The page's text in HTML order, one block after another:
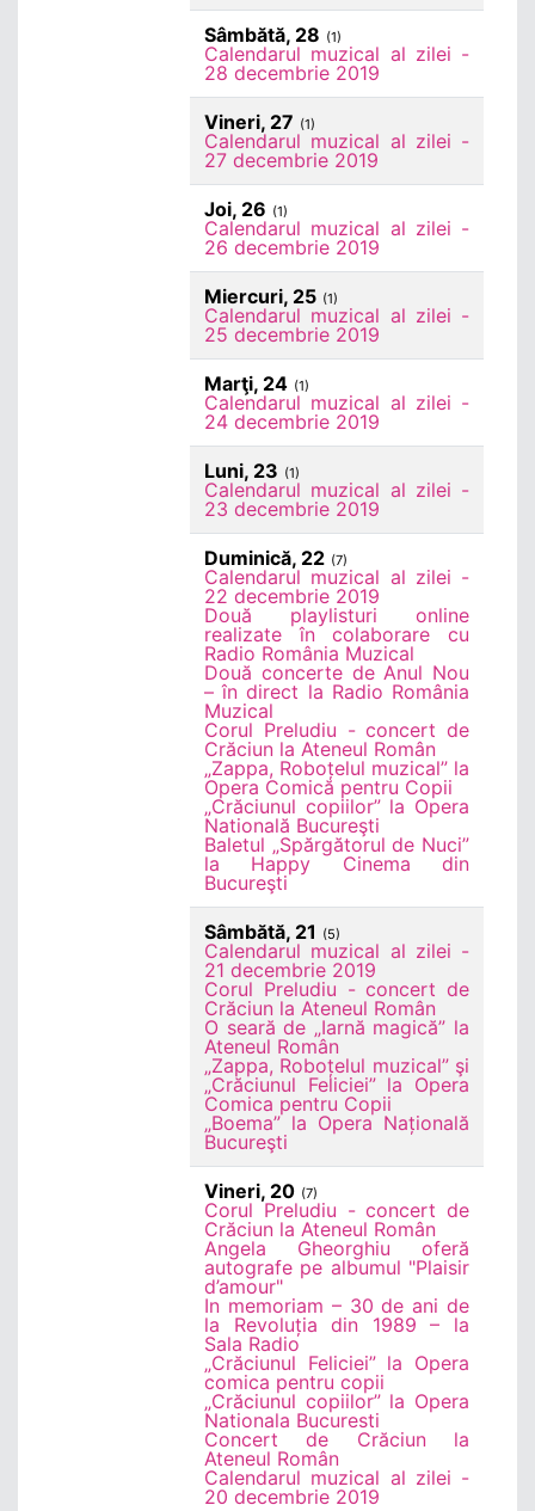
Sâmbătă, 28 (1)
Calendarul muzical al zilei -
28 decembrie 2019
Vineri, 27 (1)
Calendarul muzical al zilei -
27 decembrie 2019
Joi, 26 (1)
Calendarul muzical al zilei -
26 decembrie 2019
Miercuri, 25 (1)
Calendarul muzical al zilei -
25 decembrie 2019
Marţi, 24 (1)
Calendarul muzical al zilei -
24 decembrie 2019
Luni, 23 (1)
Calendarul muzical al zilei -
23 decembrie 2019
Duminică, 22 (7)
Calendarul muzical al zilei -
22 decembrie 2019
Două playlisturi online
realizate în colaborare cu
Radio România Muzical
Două concerte de Anul Nou
– în direct la Radio România
Muzical
Corul Preludiu - concert de
Crăciun la Ateneul Român
„Zappa, Roboțelul muzical” la
Opera Comică pentru Copii
„Crăciunul copiilor” la Opera
Natională Bucureşti
Baletul „Spărgătorul de Nuci”
la Happy Cinema din
Bucureşti
Sâmbătă, 21 (5)
Calendarul muzical al zilei -
21 decembrie 2019
Corul Preludiu - concert de
Crăciun la Ateneul Român
O seară de „Iarnă magică” la
Ateneul Român
„Zappa, Roboțelul muzical” şi
„Crăciunul Feliciei” la Opera
Comica pentru Copii
„Boema” la Opera Națională
Bucureşti
Vineri, 20 (7)
Corul Preludiu - concert de
Crăciun la Ateneul Român
Angela Gheorghiu oferă
autografe pe albumul "Plaisir
d’amour"
In memoriam – 30 de ani de
la Revoluția din 1989 – la
Sala Radio
„Crăciunul Feliciei” la Opera
comica pentru copii
„Crăciunul copiilor” la Opera
Nationala Bucuresti
Concert de Crăciun la
Ateneul Român
Calendarul muzical al zilei -
20 decembrie 2019